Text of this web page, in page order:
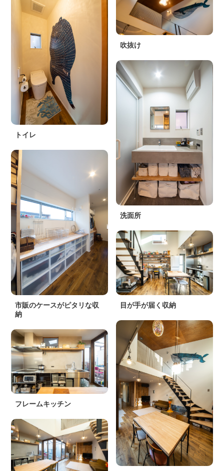
吹抜け
トイレ
洗面所
市販のケースがピタリな収
納
目が手が届く収納
フレームキッチン